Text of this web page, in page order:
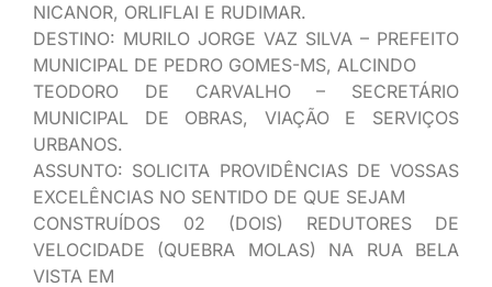
NICANOR, ORLIFLAI E RUDIMAR.
DESTINO: MURILO JORGE VAZ SILVA – PREFEITO
MUNICIPAL DE PEDRO GOMES-MS, ALCINDO
TEODORO DE CARVALHO – SECRETÁRIO
MUNICIPAL DE OBRAS, VIAÇÃO E SERVIÇOS
URBANOS.
ASSUNTO: SOLICITA PROVIDÊNCIAS DE VOSSAS
EXCELÊNCIAS NO SENTIDO DE QUE SEJAM
CONSTRUÍDOS 02 (DOIS) REDUTORES DE
VELOCIDADE (QUEBRA MOLAS) NA RUA BELA
VISTA EM